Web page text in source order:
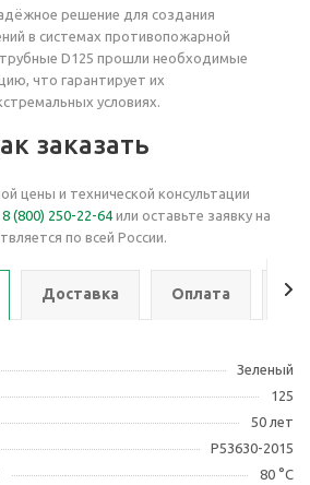
решение для создания
в системах противопожарной
D125 прошли необходимые
что гарантирует их
условиях.
заказать
цены и технической консультации
8 (800) 250-22-64 или оставьте заявку на
по всей России.
Доставка Оплата
Зеленый
125
50 лет
Р53630-2015
80 °С